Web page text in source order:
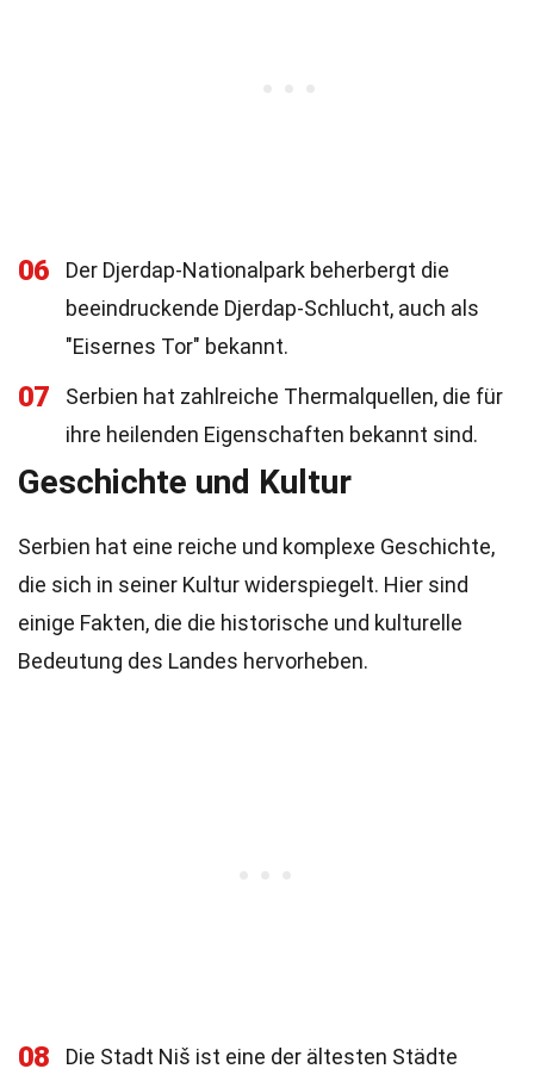
06
Der Djerdap-Nationalpark beherbergt die
beeindruckende Djerdap-Schlucht, auch als
"Eisernes Tor" bekannt.
07
Serbien hat zahlreiche Thermalquellen, die für
ihre heilenden Eigenschaften bekannt sind.
Geschichte und Kultur
Serbien hat eine reiche und komplexe Geschichte,
die sich in seiner Kultur widerspiegelt. Hier sind
einige Fakten, die die historische und kulturelle
Bedeutung des Landes hervorheben.
08
Die Stadt Niš ist eine der ältesten Städte